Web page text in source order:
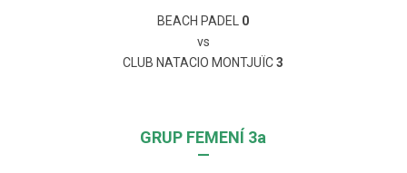
BEACH PADEL 0
vs
CLUB NATACIO MONTJUÏC3
GRUP FEMENÍ 3a
—